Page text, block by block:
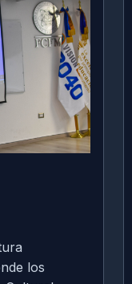
los